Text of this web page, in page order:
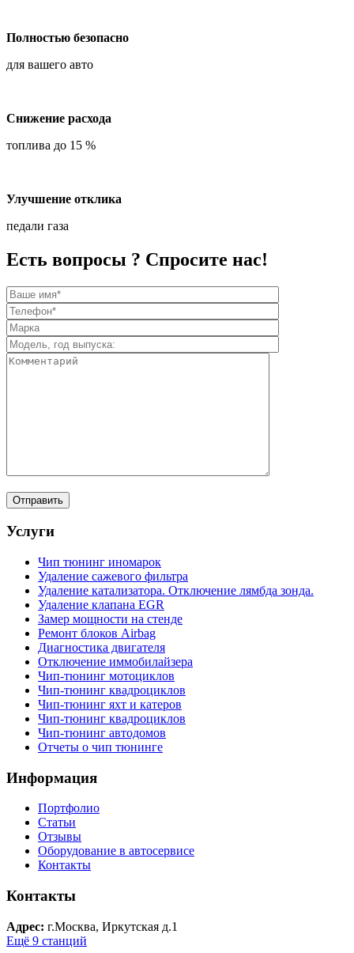
Полностью безопасно
для вашего авто
Снижение расхода
топлива до 15 %
Улучшение отклика
педали газа
Есть вопросы ? Спросите нас!
Услуги
Чип тюнинг иномарок
Удаление сажевого фильтра
Удаление катализатора. Отключение лямбда зонда.
Удаление клапана EGR
Замер мощности на стенде
Ремонт блоков Airbag
Диагностика двигателя
Отключение иммобилайзера
Чип-тюнинг мотоциклов
Чип-тюнинг квадроциклов
Чип-тюнинг яхт и катеров
Чип-тюнинг квадроциклов
Чип-тюнинг автодомов
Отчеты о чип тюнинге
Информация
Портфолио
Статьи
Отзывы
Оборудование в автосервисе
Контакты
Контакты
Адрес: г.Москва, Иркутская д.1
Ещё 9 станций